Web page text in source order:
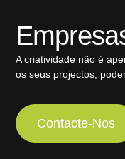
A criatividade não é
os seus projectos,
Contacte-Nos